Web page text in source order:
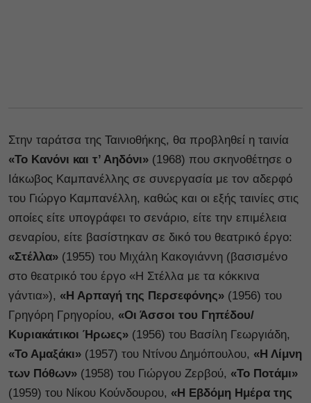
Στην ταράτσα της Ταινιοθήκης, θα προβληθεί η ταινία
«Το Κανόνι και τ’ Αηδόνι» (1968) που σκηνοθέτησε ο
Ιάκωβος Καμπανέλλης σε συνεργασία με τον αδερφό
του Γιώργο Καμπανέλλη, καθώς και οι εξής ταινίες στις
οποίες είτε υπογράφει το σενάριο, είτε την επιμέλεια
σεναρίου, είτε βασίστηκαν σε δικό του θεατρικό έργο:
«Στέλλα» (1955) του Μιχάλη Κακογιάννη (βασισμένο
στο θεατρικό του έργο «Η Στέλλα με τα κόκκινα
γάντια»), «Η Αρπαγή της Περσεφόνης» (1956) του
Γρηγόρη Γρηγορίου, «Οι Άσσοι του Γηπέδου/
Κυριακάτικοι Ήρωες» (1956) του Βασίλη Γεωργιάδη,
«Το Αμαξάκι» (1957) του Ντίνου Δημόπουλου, «Η Λίμνη
των Πόθων» (1958) του Γιώργου Ζερβού, «Το Ποτάμι»
(1959) του Νίκου Κούνδουρου, «Η Εβδόμη Ημέρα της